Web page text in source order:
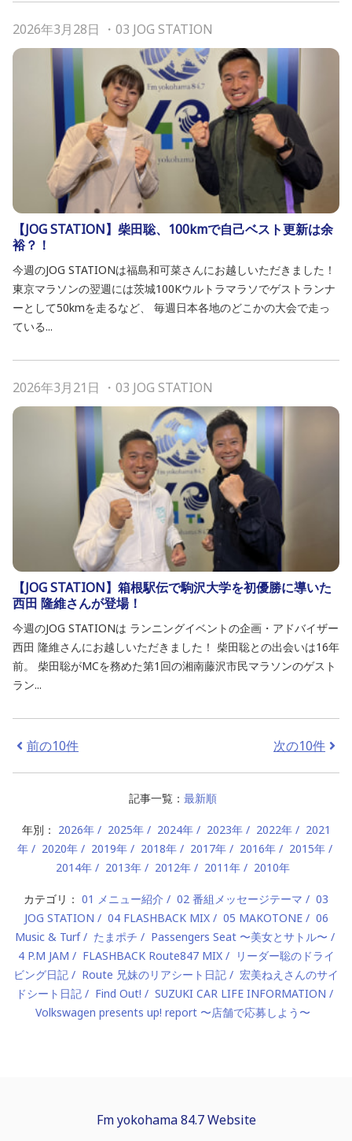
2026年3月28日 ・ 03 JOG STATION
【JOG STATION】柴田聡、100kmで自己ベスト更新は余
裕？！
今週のJOG STATIONは福島和可菜さんにお越しいただきました！
東京マラソンの翌週には茨城100Kウルトラマラソでゲストランナ
ーとして50kmを走るなど、 毎週日本各地のどこかの大会で走っ
ている...
2026年3月21日 ・ 03 JOG STATION
【JOG STATION】箱根駅伝で駒沢大学を初優勝に導いた
西田 隆維さんが登場！
今週のJOG STATIONは ランニングイベントの企画・アドバイザー
西田 隆維さんにお越しいただきました！ 柴田聡との出会いは16年
前。 柴田聡がMCを務めた第1回の湘南藤沢市民マラソンのゲスト
ラン...
前の10件 次の10件
記事一覧： 最新順
年別： 2026年 2025年 2024年 2023年 2022年
2021
年
2020年 2019年 2018年 2017年 2016年
2015年
2014年
2013年 2012年 2011年 2010年
カテゴリ： 01 メニュー紹介 02 番組メッセージテーマ
03
JOG STATION
04 FLASHBACK MIX 05 MAKOTONE
06
Music & Turf
たまポチ
Passengers Seat 〜美女とサトル〜
4 P.M JAM
FLASHBACK Route847 MIX
リーダー聡のドライ
ビング日記
Route 兄妹のリアシート日記
宏美ねえさんのサイ
ドシート日記
Find Out!
SUZUKI CAR LIFE INFORMATION
Volkswagen presents up! report 〜店舗で応募しよう〜
Fm yokohama 84.7 Website